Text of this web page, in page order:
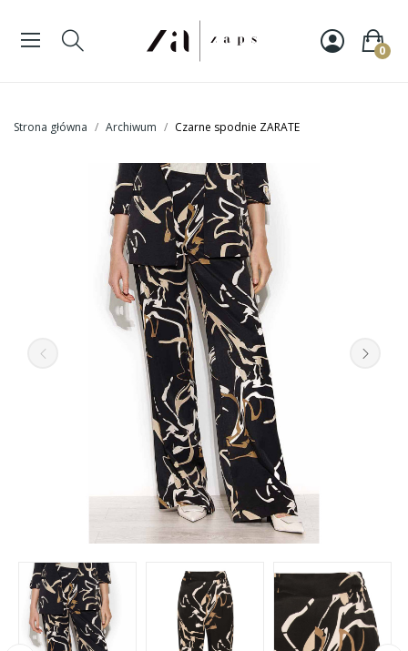
0
Strona główna Archiwum Czarne spodnie ZARATE